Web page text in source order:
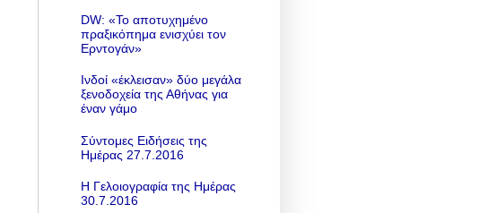
DW: «To αποτυχημένο
πραξικόπημα ενισχύει τον
Ερντογάν»
Ινδοί «έκλεισαν» δύο μεγάλα
ξενοδοχεία της Αθήνας για
έναν γάμο
Σύντομες Ειδήσεις της
Ημέρας 27.7.2016
Η Γελοιογραφία της Ημέρας
30.7.2016